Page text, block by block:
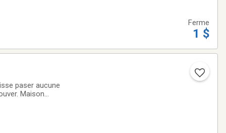
Ferme
1 $
paser aucune
Maison